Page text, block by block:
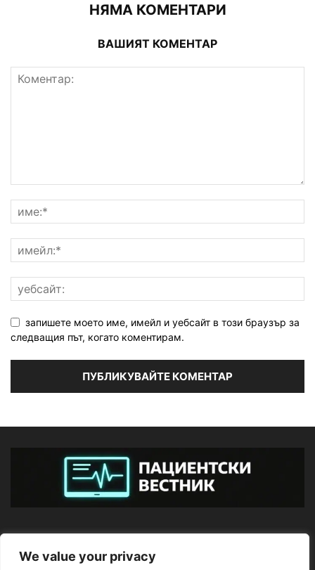
We value your privacy
НЯМА КОМЕНТАРИ
ВАШИЯТ КОМЕНТАР
запишете моето име, имейл и уебсайт в този браузър за
следващия път, когато коментирам.